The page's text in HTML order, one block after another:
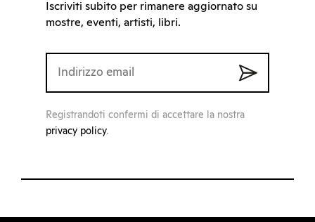
Iscriviti subito per rimanere aggiornato su
mostre, eventi, artisti, libri.
Registrandoti confermi di accettare la nostra
privacy policy.